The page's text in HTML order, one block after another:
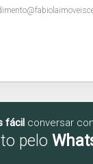
fácil conversar
pelo